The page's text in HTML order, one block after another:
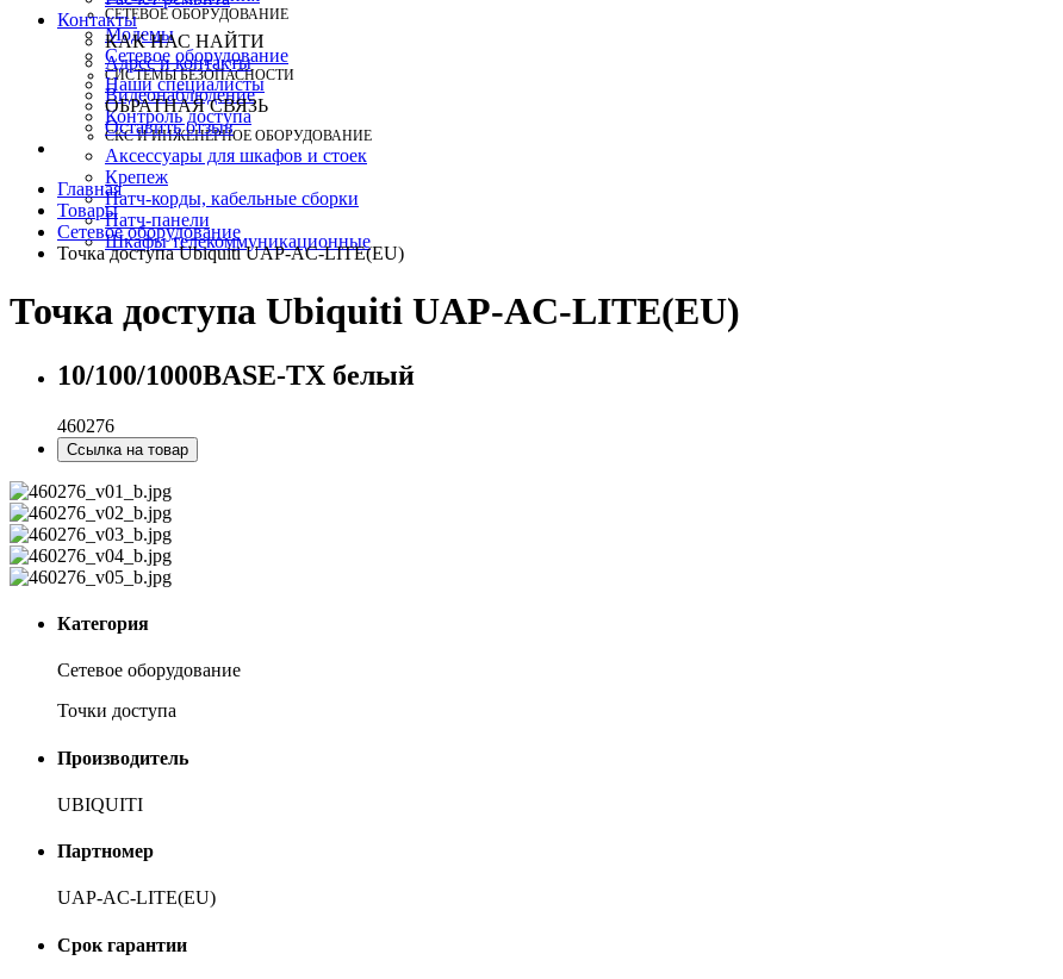
СЕТЕВОЕ ОБОРУДОВАНИЕ
Модемы
Сетевое оборудование
СИСТЕМЫ БЕЗОПАСНОСТИ
Видеонаблюдение
Контроль доступа
СКС И ИНЖЕНЕРНОЕ ОБОРУДОВАНИЕ
Аксессуары для шкафов и стоек
Крепеж
Патч-корды, кабельные сборки
Патч-панели
Шкафы телекоммуникационные
Контакты
КАК НАС НАЙТИ
Адрес и контакты
Наши специалисты
ОБРАТНАЯ СВЯЗЬ
Оставить отзыв
Главная
Товары
Сетевое оборудование
Точка доступа Ubiquiti UAP-AC-LITE(EU)
Точка доступа Ubiquiti UAP-AC-LITE(EU)
10/100/1000BASE-TX белый
460276
Ссылка на товар
Категория
Сетевое оборудование
Точки доступа
Производитель
UBIQUITI
Партномер
UAP-AC-LITE(EU)
Срок гарантии